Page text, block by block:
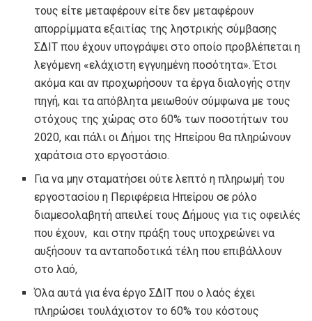
τους είτε μεταφέρουν είτε δεν μεταφέρουν
απορρίμματα εξαιτίας της ληστρικής σύμβασης
ΣΔΙΤ που έχουν υπογράψει στο οποίο προβλέπεται η
λεγόμενη «ελάχιστη εγγυημένη ποσότητα». Έτσι
ακόμα και αν προχωρήσουν τα έργα διαλογής στην
πηγή, και τα απόβλητα μειωθούν σύμφωνα με τους
στόχους της χώρας στο 60% των ποσοτήτων του
2020, και πάλι οι Δήμοι της Ηπείρου θα πληρώνουν
χαράτσια στο εργοστάσιο.
Για να μην σταματήσει ούτε λεπτό η πληρωμή του
εργοστασίου η Περιφέρεια Ηπείρου σε ρόλο
διαμεσολαβητή απειλεί τους Δήμους για τις οφειλές
που έχουν, και στην πράξη τους υποχρεώνει να
αυξήσουν τα ανταποδοτικά τέλη που επιβάλλουν
στο λαό,
Όλα αυτά για ένα έργο ΣΔΙΤ που ο λαός έχει
πληρώσει τουλάχιστον το 60% του κόστους